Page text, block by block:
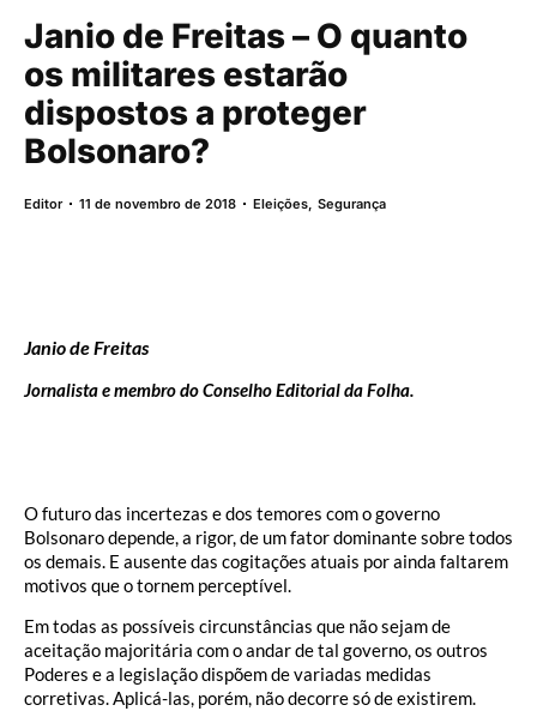
Janio de Freitas – O quanto
os militares estarão
dispostos a proteger
Bolsonaro?
Editor 11 de novembro de 2018 Eleições,Segurança
Janio de Freitas
Jornalista e membro do Conselho Editorial da Folha.
O futuro das incertezas e dos temores com o governo
Bolsonaro depende, a rigor, de um fator dominante sobre todos
os demais. E ausente das cogitações atuais por ainda faltarem
motivos que o tornem perceptível.
Em todas as possíveis circunstâncias que não sejam de
aceitação majoritária com o andar de tal governo, os outros
Poderes e a legislação dispõem de variadas medidas
corretivas. Aplicá-las, porém, não decorre só de existirem.